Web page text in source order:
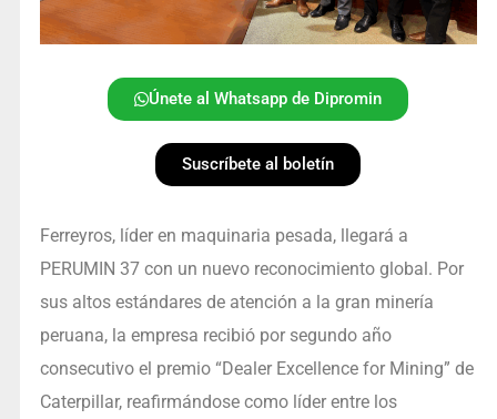
Únete al Whatsapp de Dipromin
Suscríbete al boletín
Ferreyros, líder en maquinaria pesada, llegará a
PERUMIN 37 con un nuevo reconocimiento global. Por
sus altos estándares de atención a la gran minería
peruana, la empresa recibió por segundo año
consecutivo el premio “Dealer Excellence for Mining” de
Caterpillar, reafirmándose como líder entre los